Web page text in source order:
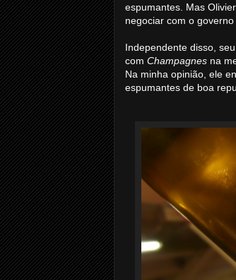
espumantes. Mas
negociar com o
Independente disso,
com Champagnes na
Na minha opinião, ele
espumantes de boa